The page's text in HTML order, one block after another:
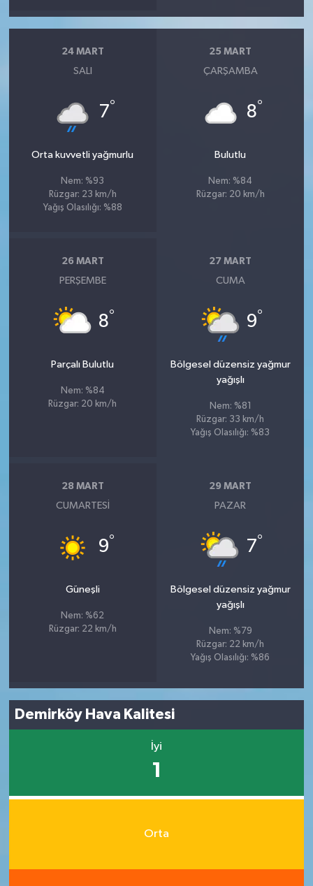
24 MART
SALI
7°
Orta kuvvetli yağmurlu
Nem: %93
Rüzgar: 23 km/h
Yağış Olasılığı: %88
25 MART
ÇARŞAMBA
8°
Bulutlu
Nem: %84
Rüzgar: 20 km/h
26 MART
PERŞEMBE
8°
Parçalı Bulutlu
Nem: %84
Rüzgar: 20 km/h
27 MART
CUMA
9°
Bölgesel düzensiz yağmur
yağışlı
Nem: %81
Rüzgar: 33 km/h
Yağış Olasılığı: %83
28 MART
CUMARTESI
9°
Güneşli
Nem: %62
Rüzgar: 22 km/h
29 MART
PAZAR
7°
Bölgesel düzensiz yağmur
yağışlı
Nem: %79
Rüzgar: 22 km/h
Yağış Olasılığı: %86
Demirköy Hava Kalitesi
İyi
1
Orta